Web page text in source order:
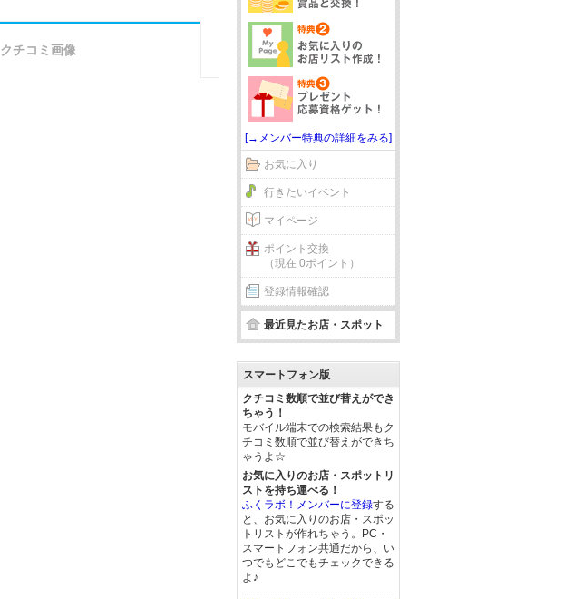
クチコミ画像
[→メンバー特典の詳細をみる]
お気に入り
行きたいイベント
マイページ
ポイント交換
（現在 0ポイント）
登録情報確認
最近見たお店・スポット
スマートフォン版
クチコミ数順で並び替えができ
ちゃう！
モバイル端末での検索結果もク
チコミ数順で並び替えができち
ゃうよ☆
お気に入りのお店・スポットリ
ストを持ち運べる！
ふくラボ！メンバーに登録する
と、お気に入りのお店・スポッ
トリストが作れちゃう。PC・
スマートフォン共通だから、い
つでもどこでもチェックできる
よ♪